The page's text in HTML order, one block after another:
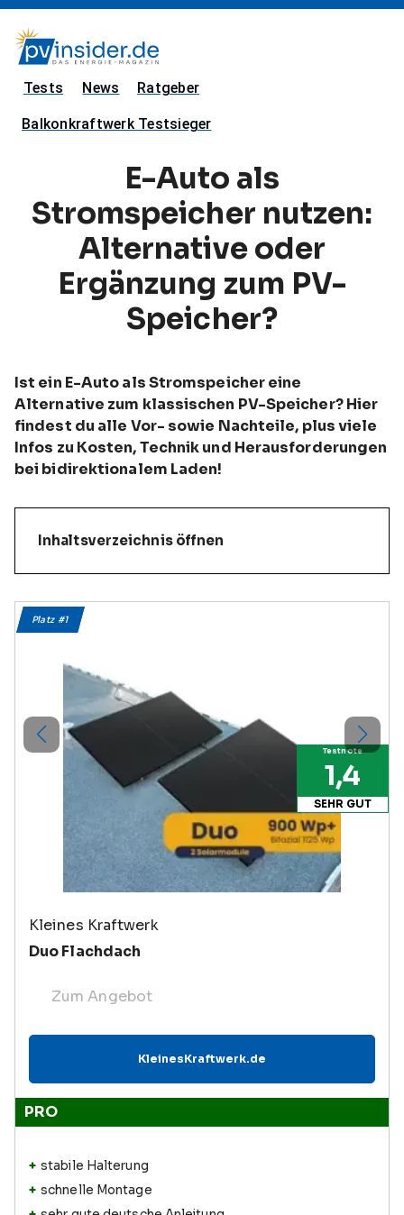
Tests News Ratgeber
Balkonkraftwerk Testsieger
E-Auto als
Stromspeicher nutzen:
Alternative oder
Ergänzung zum PV-
Speicher?
Ist ein E-Auto als Stromspeicher eine
Alternative zum klassischen PV-Speicher? Hier
findest du alle Vor- sowie Nachteile, plus viele
Infos zu Kosten, Technik und Herausforderungen
bei bidirektionalem Laden!
Inhaltsverzeichnis öffnen
Platz #1
Testnote
1,4
SEHR GUT
Kleines Kraftwerk
Duo Flachdach
Zum Angebot
KleinesKraftwerk.de
PRO
stabile Halterung
schnelle Montage